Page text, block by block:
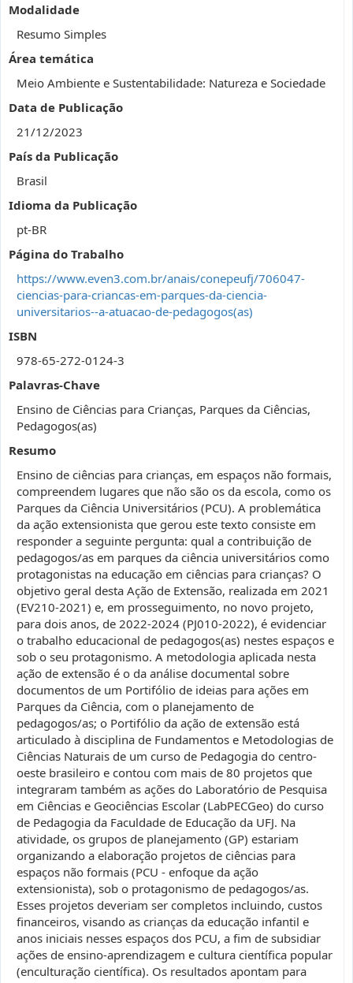
Modalidade
Resumo Simples
Área temática
Meio Ambiente e Sustentabilidade: Natureza e Sociedade
Data de Publicação
21/12/2023
País da Publicação
Brasil
Idioma da Publicação
pt-BR
Página do Trabalho
https://www.even3.com.br/anais/conepeufj/706047-
ciencias-para-criancas-em-parques-da-ciencia-
universitarios--a-atuacao-de-pedagogos(as)
ISBN
978-65-272-0124-3
Palavras-Chave
Ensino de Ciências para Crianças, Parques da Ciências,
Pedagogos(as)
Resumo
Ensino de ciências para crianças, em espaços não formais,
compreendem lugares que não são os da escola, como os
Parques da Ciência Universitários (PCU). A problemática
da ação extensionista que gerou este texto consiste em
responder a seguinte pergunta: qual a contribuição de
pedagogos/as em parques da ciência universitários como
protagonistas na educação em ciências para crianças? O
objetivo geral desta Ação de Extensão, realizada em 2021
(EV210-2021) e, em prosseguimento, no novo projeto,
para dois anos, de 2022-2024 (PJ010-2022), é evidenciar
o trabalho educacional de pedagogos(as) nestes espaços e
sob o seu protagonismo. A metodologia aplicada nesta
ação de extensão é o da análise documental sobre
documentos de um Portifólio de ideias para ações em
Parques da Ciência, com o planejamento de
pedagogos/as; o Portifólio da ação de extensão está
articulado à disciplina de Fundamentos e Metodologias de
Ciências Naturais de um curso de Pedagogia do centro-
oeste brasileiro e contou com mais de 80 projetos que
integraram também as ações do Laboratório de Pesquisa
em Ciências e Geociências Escolar (LabPECGeo) do curso
de Pedagogia da Faculdade de Educação da UFJ. Na
atividade, os grupos de planejamento (GP) estariam
organizando a elaboração projetos de ciências para
espaços não formais (PCU - enfoque da ação
extensionista), sob o protagonismo de pedagogos/as.
Esses projetos deveriam ser completos incluindo, custos
financeiros, visando as crianças da educação infantil e
anos iniciais nesses espaços dos PCU, a fim de subsidiar
ações de ensino-aprendizagem e cultura científica popular
(enculturação científica). Os resultados apontam para